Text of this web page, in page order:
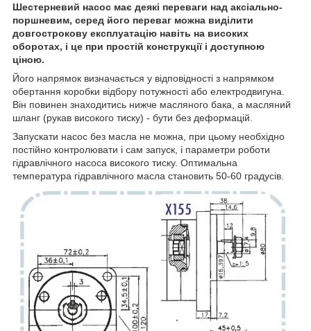
Шестерневий насос має деякі переваги над аксіально-
поршневим, серед його переваг можна виділити
довгострокову експлуатацію навіть на високих
оборотах, і це при простій конструкції і доступною
ціною.
Його напрямок визначається у відповідності з напрямком
обертання коробки відбору потужності або електродвигуна.
Він повинен знаходитись нижче масляного бака, а масляний
шланг (рукав високого тиску) - бути без деформацій.
Запускати насос без масла не можна, при цьому необхідно
постійно контролювати і сам запуск, і параметри роботи
гідравлічного насоса високого тиску. Оптимальна
температура гідравлічного масла становить 50-60 градусів.